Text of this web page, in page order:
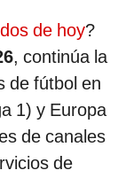
de hoy?
, continúa la
de fútbol en
1) y Europa
de canales
de